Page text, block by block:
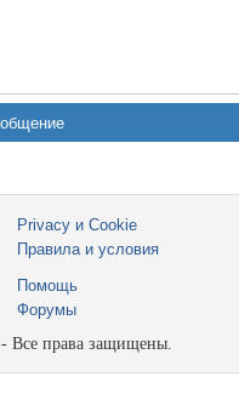
Privacy и Cookie
Правила и условия
Помощь
Форумы
- Все права защищены.